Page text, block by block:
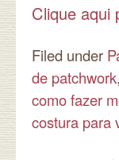
Clique aqui
Filed under
de patchwork,
como fazer
costura para